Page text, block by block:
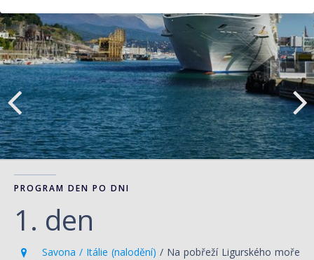
PROGRAM DEN PO DNI
1. den
Savona / Itálie (nalodění) / Na pobřeží Ligurského moře